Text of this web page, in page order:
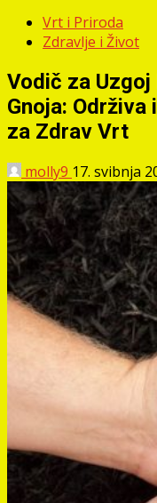
Vrt i Priroda
Zdravlje i Život
Vodič za
Gnoja:
za Zdrav Vrt
molly9 17. svibnja